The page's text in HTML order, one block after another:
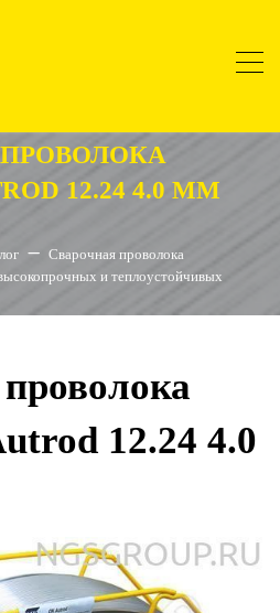
12.24 4.0 ММ
Сварочная проволока
и теплоустойчивых
12.24 4.0